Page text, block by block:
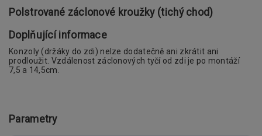
Polstrované záclonové kroužky (tichý chod)
Doplňující informace
Konzoly (držáky do zdi) nelze dodatečně ani zkrátit ani
prodloužit. Vzdálenost záclonových tyčí od zdi je po montáží
7,5 a 14,5cm.
Parametry